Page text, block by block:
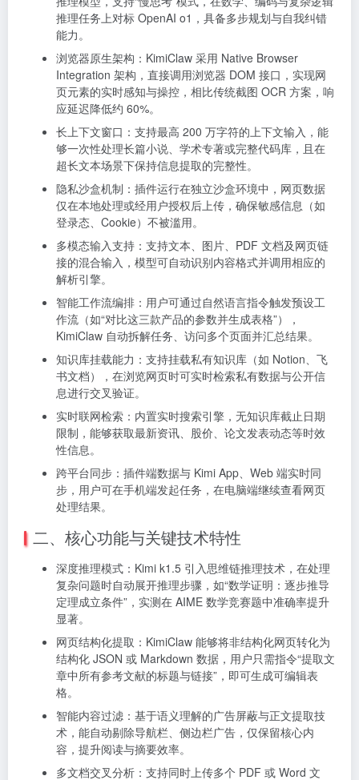
推理任务上对标 OpenAI o1，具备多步规划与自我纠错
能力。
浏览器原生架构：KimiClaw 采用 Native Browser
Integration 架构，直接调用浏览器 DOM 接口，实现网
页元素的实时感知与操控，相比传统截图 OCR 方案，响
应延迟降低约 60%。
长上下文窗口：支持最高 200 万字符的上下文输入，能
够一次性处理长篇小说、学术专著或完整代码库，且在
超长文本场景下保持信息提取的完整性。
隐私沙盒机制：插件运行在独立沙盒环境中，网页数据
仅在本地处理或经用户授权后上传，确保敏感信息（如
登录态、Cookie）不被滥用。
多模态输入支持：支持文本、图片、PDF 文档及网页链
接的混合输入，模型可自动识别内容格式并调用相应的
解析引擎。
智能工作流编排：用户可通过自然语言指令触发预设工
作流（如“对比这三款产品的参数并生成表格”），
KimiClaw 自动拆解任务、访问多个页面并汇总结果。
知识库挂载能力：支持挂载私有知识库（如 Notion、飞
书文档），在浏览网页时可实时检索私有数据与公开信
息进行交叉验证。
实时联网检索：内置实时搜索引擎，无知识库截止日期
限制，能够获取最新资讯、股价、论文发表动态等时效
性信息。
跨平台同步：插件端数据与 Kimi App、Web 端实时同
步，用户可在手机端发起任务，在电脑端继续查看网页
处理结果。
二、核心功能与关键技术特性
深度推理模式：Kimi k1.5 引入思维链推理技术，在处理
复杂问题时自动展开推理步骤，如“数学证明：逐步推导
定理成立条件”，实测在 AIME 数学竞赛题中准确率提升
显著。
网页结构化提取：KimiClaw 能够将非结构化网页转化为
结构化 JSON 或 Markdown 数据，用户只需指令“提取文
章中所有参考文献的标题与链接”，即可生成可编辑表
格。
智能内容过滤：基于语义理解的广告屏蔽与正文提取技
术，能自动剔除导航栏、侧边栏广告，仅保留核心内
容，提升阅读与摘要效率。
多文档交叉分析：支持同时上传多个 PDF 或 Word 文